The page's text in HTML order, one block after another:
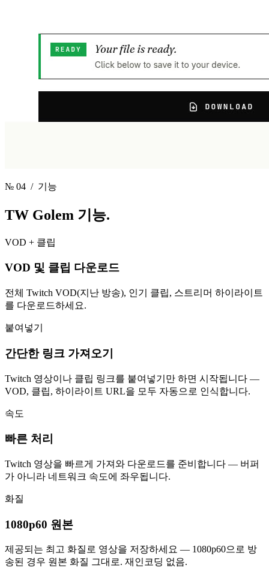
№ 04 / 기능
TW Golem 기능.
VOD + 클립
VOD 및 클립 다운로드
전체 Twitch VOD(지난 방송), 인기 클립, 스트리머 하이라이트
를 다운로드하세요.
붙여넣기
간단한 링크 가져오기
Twitch 영상이나 클립 링크를 붙여넣기만 하면 시작됩니다 —
VOD, 클립, 하이라이트 URL을 모두 자동으로 인식합니다.
속도
빠른 처리
Twitch 영상을 빠르게 가져와 다운로드를 준비합니다 — 버퍼
가 아니라 네트워크 속도에 좌우됩니다.
화질
1080p60 원본
제공되는 최고 화질로 영상을 저장하세요 — 1080p60으로 방
송된 경우 원본 화질 그대로. 재인코딩 없음.